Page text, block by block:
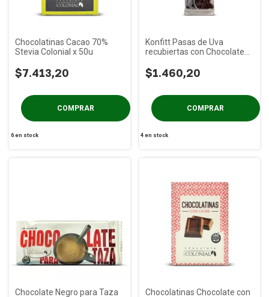
Chocolatinas Cacao 70%
Stevia Colonial x 50u
$7.413,20
6en stock
Konfitt Pasas de Uva
recubiertas con Chocolate
$1.460,20
4 en stock
Chocolate Negro para Taza Chocolatinas Chocolate con